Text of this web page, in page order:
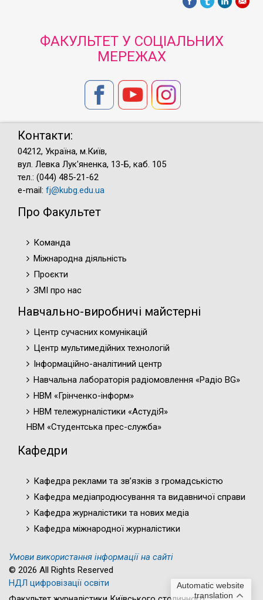
Automatic website
translation
ФАКУЛЬТЕТ У СОЦІАЛЬНИХ
МЕРЕЖАХ
Контакти:
04212, Україна, м.Київ,
вул. Левка Лук'яненка, 13-Б, каб. 105
тел.: (044) 485-21-62
e-mail: fj@kubg.edu.ua
Про Факультет
Команда
Міжнародна діяльність
Проєкти
ЗМІ про нас
Навчально-виробничі майстерні
Центр сучасних комунікацій
Центр мультимедійних технологій
Інформаційно-аналітиний центр
Навчальна лабораторія радіомовлення «Радіо BG»
НВМ «Грінченко-інформ»
НВМ тележурналістики «АстудіЯ»
НВМ «Студентська прес-служба»
Кафедри
Кафедра реклами та зв’язків з громадськістю
Кафедра медіапродюсування та видавничої справи
Кафедра журналістики та нових медіа
Кафедра міжнародної журналістики
Умови використання інформації на сайті
© 2026 All Rights Reserved
НДЛ цифровізації освіти